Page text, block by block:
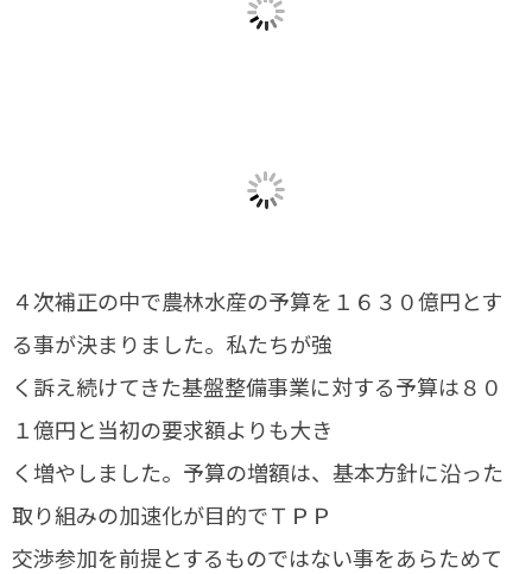
４次補正の中で農林水産の予算を１６３０億円とす
る事が決まりました。私たちが強
く訴え続けてきた基盤整備事業に対する予算は８０
１億円と当初の要求額よりも大き
く増やしました。予算の増額は、基本方針に沿った
取り組みの加速化が目的でＴＰＰ
交渉参加を前提とするものではない事をあらためて